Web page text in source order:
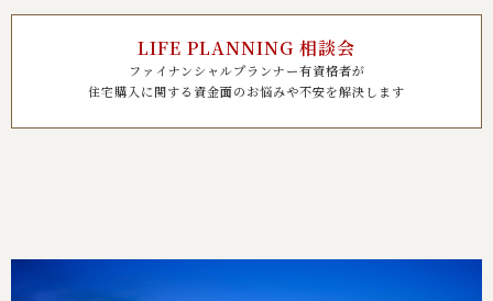
LIFE PLANNING 相談会
ファイナンシャルプランナー有資格者が
住宅購入に関する資金面のお悩みや不安を解決します